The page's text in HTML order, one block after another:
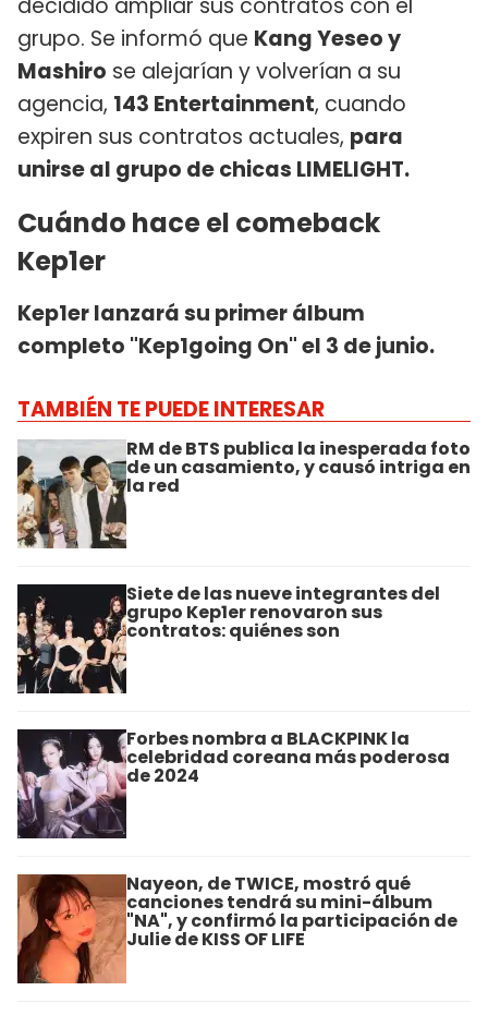
decidido ampliar sus contratos con el
grupo. Se informó que Kang Yeseo y
Mashiro se alejarían y volverían a su
agencia, 143 Entertainment, cuando
expiren sus contratos actuales, para
unirse al grupo de chicas LIMELIGHT.
Cuándo hace el comeback
Kep1er
Kep1er lanzará su primer álbum
completo "Kep1going On" el 3 de junio.
TAMBIÉN TE PUEDE INTERESAR
RM de BTS publica la inesperada foto
de un casamiento, y causó intriga en
la red
Siete de las nueve integrantes del
grupo Kep1er renovaron sus
contratos: quiénes son
Forbes nombra a BLACKPINK la
celebridad coreana más poderosa
de 2024
Nayeon, de TWICE, mostró qué
canciones tendrá su mini-álbum
"NA", y confirmó la participación de
Julie de KISS OF LIFE